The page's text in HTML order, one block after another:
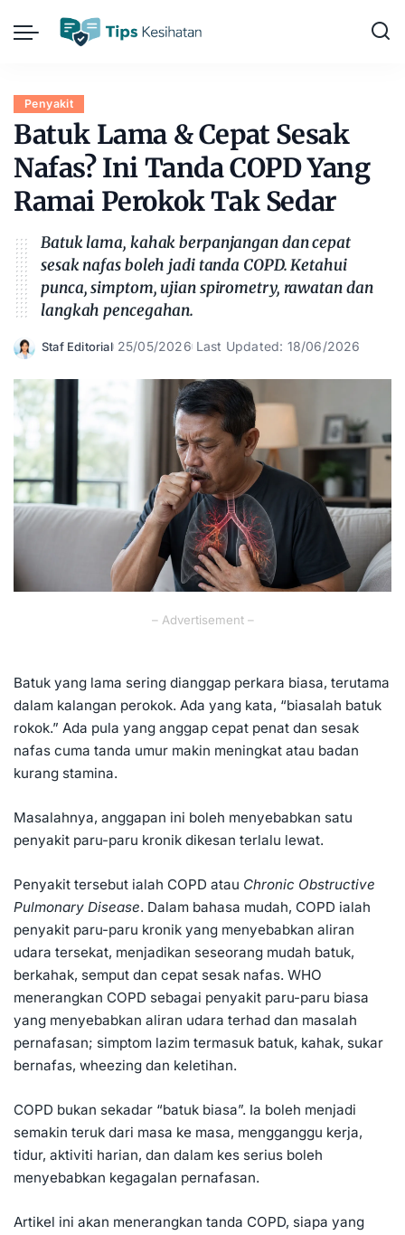
Penyakit
Batuk Lama & Cepat Sesak
Nafas? Ini Tanda COPD Yang
Ramai Perokok Tak Sedar
Batuk lama, kahak berpanjangan dan cepat
sesak nafas boleh jadi tanda COPD. Ketahui
punca, simptom, ujian spirometry, rawatan dan
langkah pencegahan.
Posted
Staf Editorial 25/05/2026 Last Updated: 18/06/2026
– Advertisement –
Batuk yang lama sering dianggap perkara biasa, terutama
dalam kalangan perokok. Ada yang kata, “biasalah batuk
rokok.” Ada pula yang anggap cepat penat dan sesak
nafas cuma tanda umur makin meningkat atau badan
kurang stamina.
Masalahnya, anggapan ini boleh menyebabkan satu
penyakit paru-paru kronik dikesan terlalu lewat.
Penyakit tersebut ialah COPD atau Chronic Obstructive
Pulmonary Disease. Dalam bahasa mudah, COPD ialah
penyakit paru-paru kronik yang menyebabkan aliran
udara tersekat, menjadikan seseorang mudah batuk,
berkahak, semput dan cepat sesak nafas. WHO
menerangkan COPD sebagai penyakit paru-paru biasa
yang menyebabkan aliran udara terhad dan masalah
pernafasan; simptom lazim termasuk batuk, kahak, sukar
bernafas, wheezing dan keletihan.
COPD bukan sekadar “batuk biasa”. Ia boleh menjadi
semakin teruk dari masa ke masa, mengganggu kerja,
tidur, aktiviti harian, dan dalam kes serius boleh
menyebabkan kegagalan pernafasan.
Artikel ini akan menerangkan tanda COPD, siapa yang